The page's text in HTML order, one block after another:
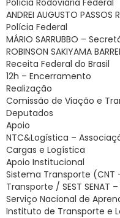
ANDREI AUGUSTO
Polícia Federal
MÁRIO SARRUBBO –
ROBINSON SAKIYAMA
Receita Federal do Brasil
12h – Encerramento
Realização
Comissão de Viação e
Deputados
Apoio
NTC&Logística –
Cargas e Logística
Apoio Institucional
Sistema Transporte
Transporte / SEST SENAT
Serviço Nacional de
Instituto de Transporte e